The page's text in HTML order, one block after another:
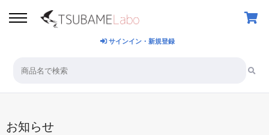
サインイン・新規登録
お知らせ